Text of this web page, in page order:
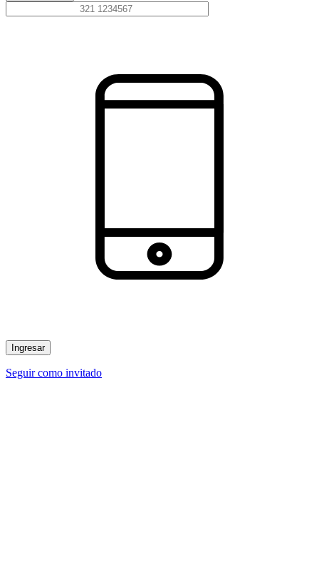
Ingresar
Seguir como invitado